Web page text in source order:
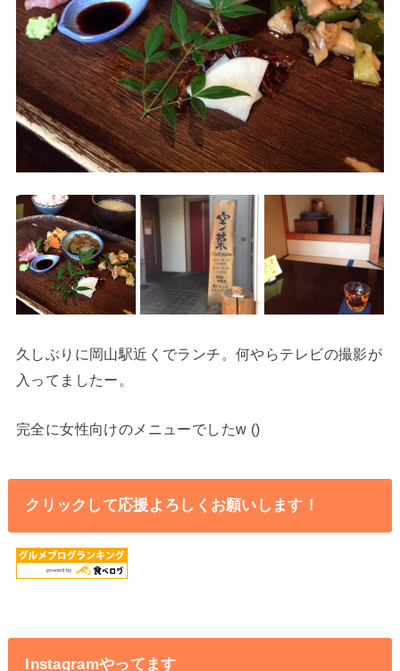
久しぶりに岡山駅近くでランチ。何やらテレビの撮影が
入ってましたー。
完全に女性向けのメニューでしたw ()
クリックして応援よろしくお願いします！
Instagramやってます